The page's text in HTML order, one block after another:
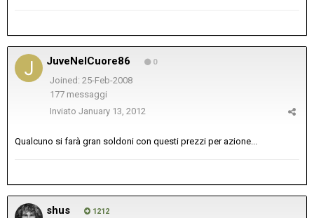
JuveNelCuore86 0
Joined: 25-Feb-2008
177 messaggi
Inviato January 13, 2012
Qualcuno si farà gran soldoni con questi prezzi per azione...
shus 1212